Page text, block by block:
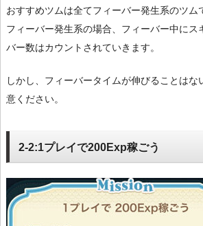
おすすめツムは全てフィーバー発生系のツム
フィーバー発生系の場合、フィーバー中にス
バー数はカウントされていきます。
しかし、フィーバータイムが伸びることはな
意ください。
2-2:1プレイで200Exp稼ごう